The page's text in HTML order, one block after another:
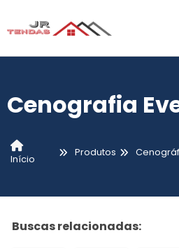
Cenografia
Início
Produtos
Buscas relacionadas: